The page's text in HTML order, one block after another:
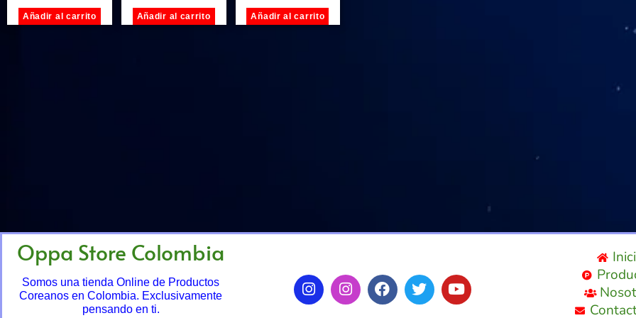
Añadir al carrito Añadir al carrito Añadir al carrito
Oppa Store Colombia
Somos una tienda Online de Productos
Coreanos en Colombia. Exclusivamente
pensando en ti.